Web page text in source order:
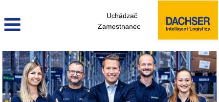
Uchádzač
Zamestnanec